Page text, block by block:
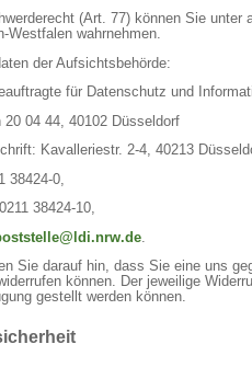
(Art. 77) können Sie
Westfalen wahrnehmen.
der Aufsichtsbehörde:
für Datenschutz und
20 04 44, 40102 Düsseldorf
Kavalleriestr. 2-4, 40213
38424-0,
38424-10,
Sie darauf hin, dass Sie eine uns
können. Der jeweilige
gestellt werden können.